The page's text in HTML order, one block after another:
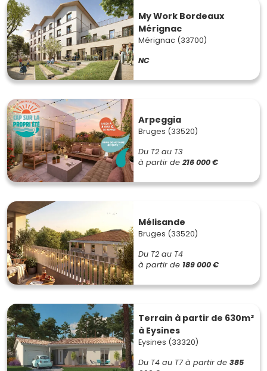
My Work Bordeaux
Mérignac
Mérignac (33700)
NC
Arpeggia
Bruges (33520)
Du T2 au T3
à partir de 216 000 €
Mélisande
Bruges (33520)
Du T2 au T4
à partir de 189 000 €
Terrain à partir de 630m²
à Eysines
Eysines (33320)
Du T4 au T7 à partir de 385